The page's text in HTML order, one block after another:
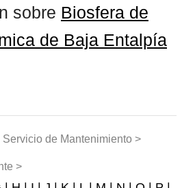
sobre Biosfera de
de Baja Entalpía
de Mantenimiento >
>